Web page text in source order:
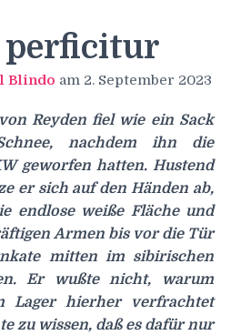
perficitur
Blindo am 2. September 2023
Reyden fiel wie ein Sack
nachdem ihn die
geworfen hatten. Hustend
er sich auf den Händen ab,
endlose weiße Fläche und
Armen bis vor die Tür
mitten im sibirischen
Er wußte nicht, warum
Lager hierher verfrachtet
zu wissen, daß es dafür nur